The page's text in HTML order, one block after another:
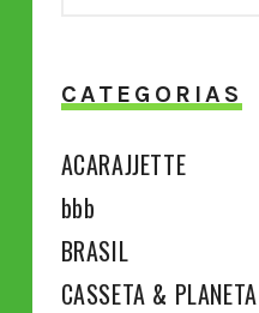
CATEGORIAS
ACARAJJETTE
bbb
BRASIL
CASSETA & PLANETA